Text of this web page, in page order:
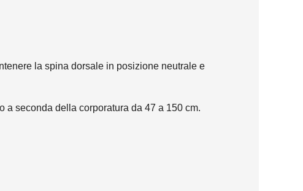
la spina dorsale in posizione neutrale e
a seconda della corporatura da 47 a 150 cm.